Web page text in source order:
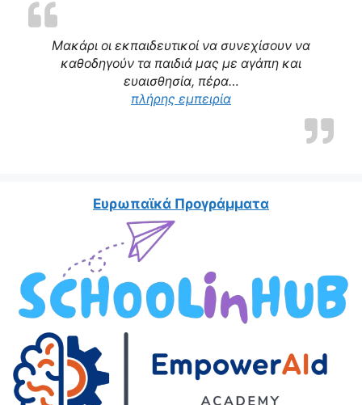
Μακάρι οι εκπαιδευτικοί να συνεχίσουν να
καθοδηγούν τα παιδιά μας με αγάπη και
ευαισθησία, πέρα…
πλήρης εμπειρία
Ευρωπαϊκά Προγράμματα